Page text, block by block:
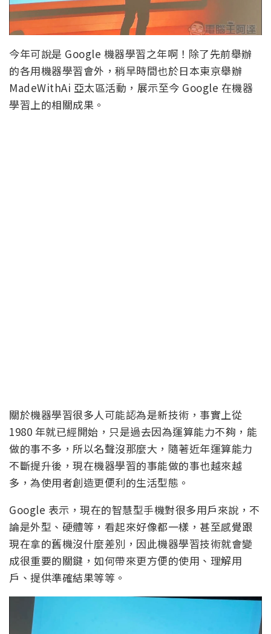
今年可說是 Google 機器學習之年啊！除了先前舉辦
的各用機器學習會外，稍早時間也於日本東京舉辦
MadeWithAi 亞太區活動，展示至今 Google 在機器
學習上的相關成果。
關於機器學習很多人可能認為是新技術，事實上從
1980 年就已經開始，只是過去因為運算能力不夠，能
做的事不多，所以名聲沒那麼大，隨著近年運算能力
不斷提升後，現在機器學習的事能做的事也越來越
多，為使用者創造更便利的生活型態。
Google 表示，現在的智慧型手機對很多用戶來說，不
論是外型、硬體等，看起來好像都一樣，甚至感覺跟
現在拿的舊機沒什麼差別，因此機器學習技術就會變
成很重要的關鍵，如何帶來更方便的使用、理解用
戶、提供準確結果等等。